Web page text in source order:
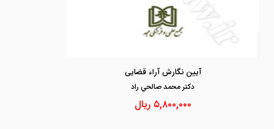
آیین نگارش آراء قضایی
دكتر محمد صالحي راد
۵,۸۰۰,۰۰۰ ریال